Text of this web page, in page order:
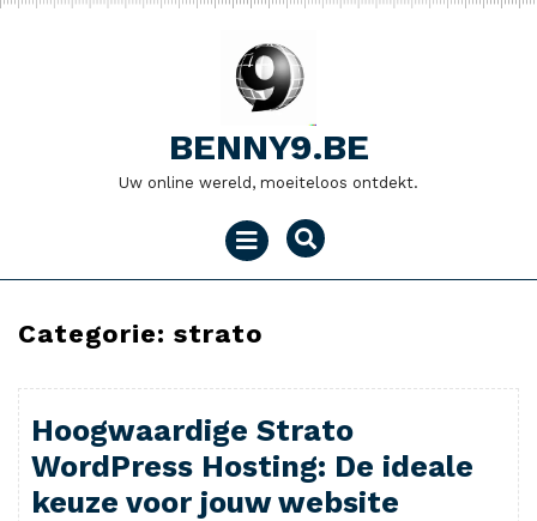
Naar
BENNY9.BE
Uw online wereld, moeiteloos ontdekt.
Menu
openen
Categorie: strato
Hoogwaardige Strato
WordPress Hosting: De ideale
keuze voor jouw website